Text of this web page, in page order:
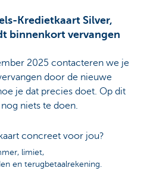
Kredietkaart Silver,
binnenkort vervangen
2025 contacteren we je
door de nieuwe
je dat precies doet. Op dit
niets te doen.
concreet voor jou?
limiet,
en terugbetaalrekening.